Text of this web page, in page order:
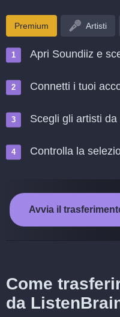
Premium Artisti
Apri Soundiiz e
Connetti i tuoi
Scegli gli artisti
Controlla la
Avvia il
Come
da